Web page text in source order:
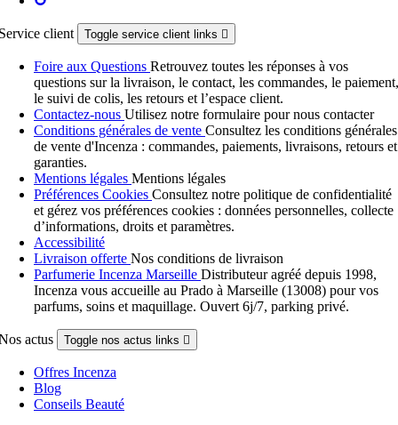
client Toggle service client links 
Foire aux Questions Retrouvez toutes les réponses à vos
questions sur la livraison, le contact, les commandes, le paiement,
le suivi de colis, les retours et l’espace client.
Contactez-nous Utilisez notre formulaire pour nous contacter
Conditions générales de vente Consultez les conditions générales
de vente d'Incenza : commandes, paiements, livraisons, retours et
garanties.
Mentions légales Mentions légales
Préférences Cookies Consultez notre politique de confidentialité
et gérez vos préférences cookies : données personnelles, collecte
d’informations, droits et paramètres.
Accessibilité
Livraison offerte Nos conditions de livraison
Parfumerie Incenza Marseille Distributeur agréé depuis 1998,
Incenza vous accueille au Prado à Marseille (13008) pour vos
parfums, soins et maquillage. Ouvert 6j/7, parking privé.
actus Toggle nos actus links 
Offres Incenza
Blog
Conseils Beauté